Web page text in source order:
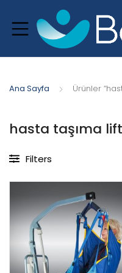
Ana Sayfa Ürünler
hasta taşıma
Filters